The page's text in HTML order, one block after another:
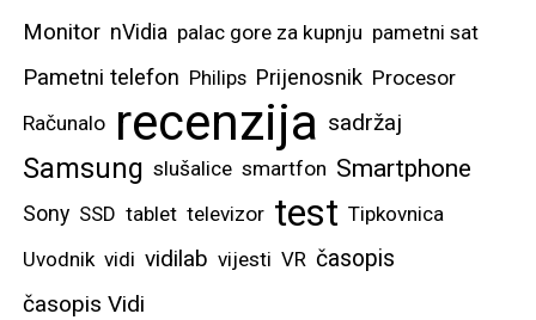
Monitor nVidia palac gore za kupnju pametni sat
Pametni telefon Philips Prijenosnik Procesor
Računalo recenzija sadržaj
Samsung slušalice smartfon Smartphone
Sony SSD tablet televizor test Tipkovnica
Uvodnik vidi vidilab vijesti VR časopis
časopis Vidi